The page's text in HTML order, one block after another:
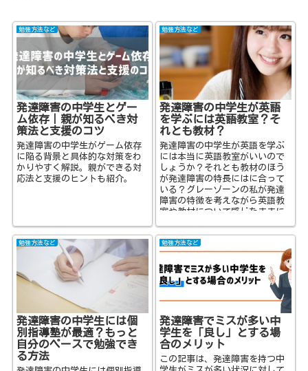
勉強方法など
発達障害の中学生とゲー
ム依存｜親が知るべき対
策法と支援のコツ
発達障害の中学生がゲーム依存
に陥る背景と具体的な対策をわ
かりやすく解説。親ができる対
応法と支援のヒントも紹介。
勉強方法など
発達障害の中学生が英語
を学ぶには英語教室？そ
れとも教材？
発達障害の中学生が英語を学ぶ
には本当に英語教室がいいので
しょうか？それとも教材のほう
が発達障害の特長にはに合って
いる？グレーゾーンの私が発達
障害の特徴を考えながら英語教
室や教材について感じたままに
勉強方法など
発達障害の中学生には個
別指導塾が最適？もっと
自分のペースで勉強でき
る方法
勉強方法など
発達障害でミスが多い中
学生を「良し」とする場
合のメリット
この記事は、発達障害を持つ中